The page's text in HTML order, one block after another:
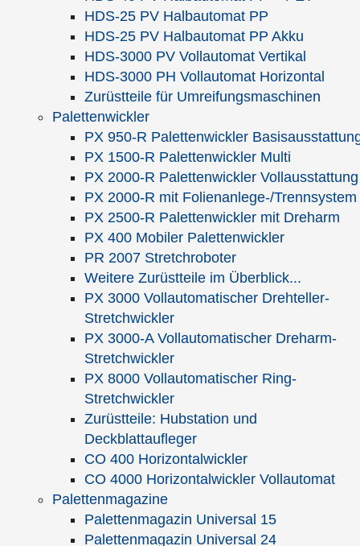
HDS-25 PV Halbautomat PP
HDS-25 PV Halbautomat PP Akku
HDS-3000 PV Vollautomat Vertikal
HDS-3000 PH Vollautomat Horizontal
Zurüstteile für Umreifungsmaschinen
Palettenwickler
PX 950-R Palettenwickler
PX 1500-R Palettenwickler Multi
PX 2000-R Palettenwickler Vollausstattung
PX 2000-R mit Folienanlege-/Trennsystem
PX 2500-R Palettenwickler mit Dreharm
PX 400 Mobiler Palettenwickler
PR 2007 Stretchroboter
Weitere Zurüstteile im Überblick...
PX 3000 Vollautomatischer Drehteller-
Stretchwickler
PX 3000-A Vollautomatischer Dreharm-
Stretchwickler
PX 8000 Vollautomatischer Ring-
Stretchwickler
Zurüstteile: Hubstation und
Deckblattaufleger
CO 400 Horizontalwickler
CO 4000 Horizontalwickler Vollautomat
Palettenmagazine
Palettenmagazin Universal 15
Palettenmagazin Universal 24
Abstract
Hauptanliegen der Arbeit ist, ein
Unternehmensführungskonzept zu
schaffen, welches sich vor dem
Hintergrund der unternehmerischen
Herausforderungen im allgemeinen
sowie der Umweltproblematik im
Besonderen als leistungsfähig erweist.
Dabei wird ein "synergetisches
Management" entwickelt, welches durch
die Zusammenführung von
Erkenntnissen der Systemtheorie und
der Ethik die Einbindung der Ökologie in
die strategische Unternehmensführung
garantieren soll.
Dr. Gerd Strasser
DUV, 354 Seiten gebunden
EUR 29,- zzgl. MwSt. |Buch anfordern
Das H+D-Modul-Konzept
Materialflussoptimierung von H+D
In der Verpackungslogistik können noch
erhebliche Rationalisierungspotentiale
erschlossen werden. Die auf den
Prinzipien des Prozeßdenkens